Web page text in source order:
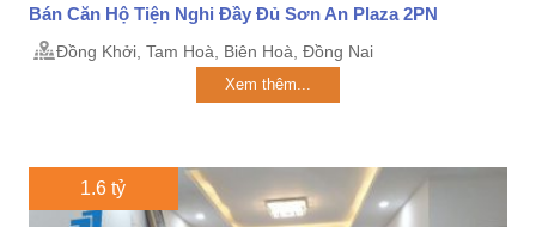
Bán Căn Hộ Tiện Nghi Đầy Đủ Sơn An Plaza 2PN
Đồng Khởi, Tam Hoà, Biên Hoà, Đồng Nai
Xem thêm...
1.6 tỷ